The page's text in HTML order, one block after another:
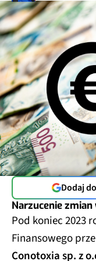
Dodaj
Narzucenie
Pod koniec 2023
Finansowego
Conotoxia sp. z